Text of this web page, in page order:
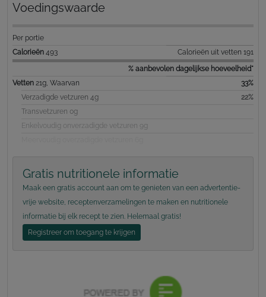
Voedingswaarde
Per portie
Calorieën 493
Calorieën uit vetten 191
% aanbevolen dagelijkse hoeveelheid*
Vetten 21g, Waarvan
33%
Verzadigde vetzuren 4g
22%
Transvetzuren 0g
Enkelvoudig onverzadigde vetzuren 9g
Gratis nutritionele informatie
Maak een gratis account aan om te genieten van een advertentie-
vrije website, receptenverzamelingen te maken en nutritionele
informatie bij elk recept te zien. Helemaal gratis!
Registreer om toegang te krijgen